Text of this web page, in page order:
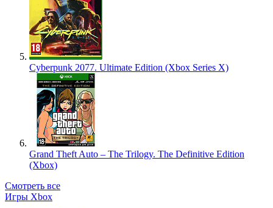
Cyberpunk 2077. Ultimate Edition (Xbox Series X)
Grand Theft Auto – The Trilogy. The Definitive Edition
(Xbox)
Смотреть все
Игры Xbox